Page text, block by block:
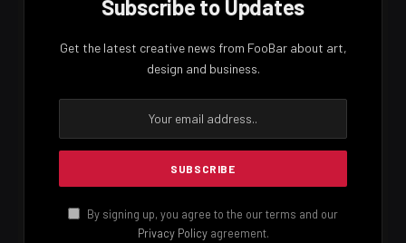
Subscribe to Updates
Get the latest creative news from FooBar about art,
design and business.
By signing up, you agree to the our terms and our
Privacy Policyagreement.